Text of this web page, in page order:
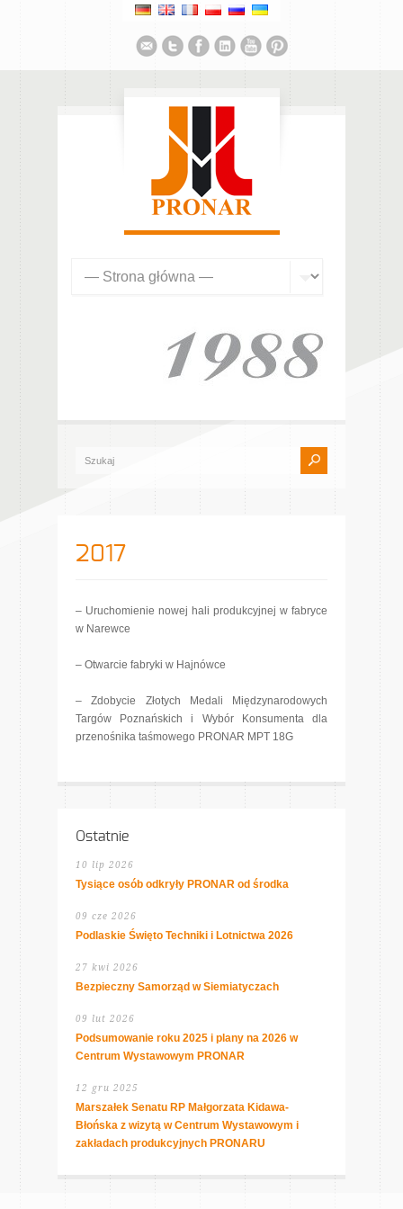
2017
– Uruchomienie nowej hali produkcyjnej w fabryce
w Narewce
– Otwarcie fabryki w Hajnówce
– Zdobycie Złotych Medali Międzynarodowych
Targów Poznańskich i Wybór Konsumenta dla
przenośnika taśmowego PRONAR MPT 18G
Ostatnie
10 lip 2026
Tysiące osób odkryły PRONAR od środka
09 cze 2026
Podlaskie Święto Techniki i Lotnictwa 2026
27 kwi 2026
Bezpieczny Samorząd w Siemiatyczach
09 lut 2026
Podsumowanie roku 2025 i plany na 2026 w
Centrum Wystawowym PRONAR
12 gru 2025
Marszałek Senatu RP Małgorzata Kidawa-
Błońska z wizytą w Centrum Wystawowym i
zakładach produkcyjnych PRONARU